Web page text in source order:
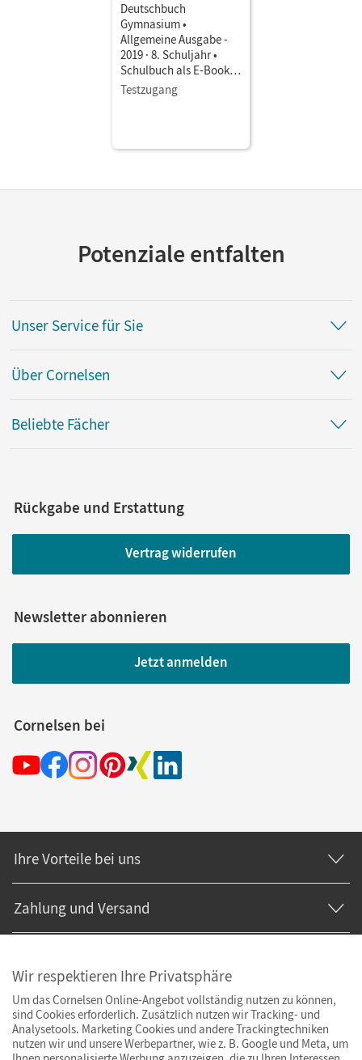
Deutschbuch
Gymnasium •
Allgemeine Ausgabe -
2019 · 8. Schuljahr •
Schulbuch als E-Book
Mit Medien
Testzugang
Potenziale entfalten
Unser Service für Sie
Über Cornelsen
Beliebte Fächer
Rückgabe und Erstattung
Vertrag widerrufen
Newsletter abonnieren
Jetzt anmelden
Cornelsen bei
Ihre Vorteile bei uns
Zahlung und Versand
Wir respektieren Ihre Privatsphäre
Um das Cornelsen Online-Angebot vollständig nutzen zu können,
sind Cookies erforderlich. Zusätzlich nutzen wir Tracking- und
Analysetools. Marketing Cookies und andere Trackingtechniken
nutzen wir und unsere Werbepartner, wie z. B. Google und Meta, um